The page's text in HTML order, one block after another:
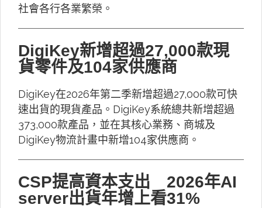
社會各行各業繁榮。
DigiKey新增超過27,000款現
貨零件及104家供應商
DigiKey在2026年第二季新增超過27,000款可快
速出貨的現貨產品。DigiKey系統總共新增超過
373,000款產品，並在其核心業務、商城及
DigiKey物流計畫中新增104家供應商。
CSP提高資本支出 2026年AI
server出貨年增上看31%